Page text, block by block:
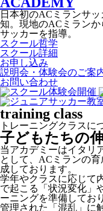
日本初のACミランサ
知。現地のACミラン
サッカーを指導。
スクール哲学
スクール詳細
お申し込み
説明会・体験会のご案
お問い合わせ
training class
トレーニングクラスに
子どもたちの
当アカデミーはイタリ
として、ACミランの
成しております。
学年やクラスに応じて
で起こる「状況変化」
ーニングを準備してお
管理された「混乱」に